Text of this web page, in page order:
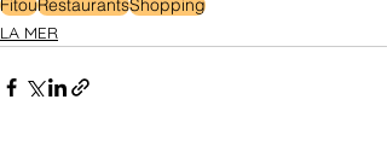
FitouRestaurantsShopping
LA MER